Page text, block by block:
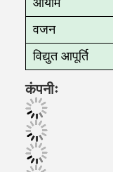
आयाम
वजन
विद्युत आपूर्ति
कंपनीः